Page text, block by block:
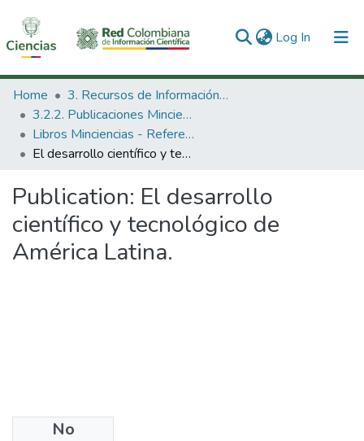
Log In (current)
Communities & Collections
All of DSpace
Statistics
Home
3. Recursos de Información Científica y Tecnológica
3.2.2. Publicaciones Minciencias
Libros Minciencias - Referenciales
El desarrollo científico y tecnológico de América Latina.
Publication: El desarrollo
científico y tecnológico de
América Latina.
No